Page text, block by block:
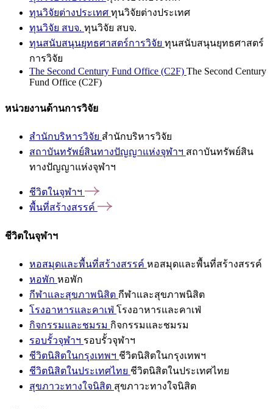
ทุนวิจัยต่างประเทศ ทุนวิจัยต่างประเทศ
ทุนวิจัย สบจ. ทุนวิจัย สบจ.
ทุนสนับสนุนยุทธศาสตร์การวิจัย ทุนสนับสนุนยุทธศาสตร์
การวิจัย
The Second Century Fund Office (C2F) The Second Century
Fund Office (C2F)
หน่วยงานด้านการวิจัย
สำนักบริหารวิจัย สำนักบริหารวิจัย
สถาบันทรัพย์สินทางปัญญาแห่งจุฬาฯ สถาบันทรัพย์สิน
ทางปัญญาแห่งจุฬาฯ
ชีวิตในจุฬาฯ
พื้นที่สร้างสรรค์
ชีวิตในจุฬาฯ
หอสมุดและพื้นที่สร้างสรรค์ หอสมุดและพื้นที่สร้างสรรค์
หอพัก หอพัก
กีฬาและสุขภาพนิสิต กีฬาและสุขภาพนิสิต
โรงอาหารและคาเฟ่ โรงอาหารและคาเฟ่
กิจกรรมและชมรม กิจกรรมและชมรม
รอบรั้วจุฬาฯ รอบรั้วจุฬาฯ
ชีวิตนิสิตในกรุงเทพฯ ชีวิตนิสิตในกรุงเทพฯ
ชีวิตนิสิตในประเทศไทย ชีวิตนิสิตในประเทศไทย
สุขภาวะทางใจนิสิต สุขภาวะทางใจนิสิต